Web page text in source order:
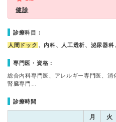
健診
診療科目：
人間ドック 、内科、人工透析、泌尿器科
専門医・資格：
総合内科専門医、アレルギー専門医、消
腎臓専門…
診療時間
月 火